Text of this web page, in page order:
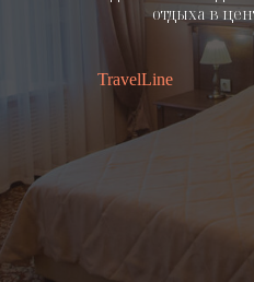
отдыха в
TravelLine